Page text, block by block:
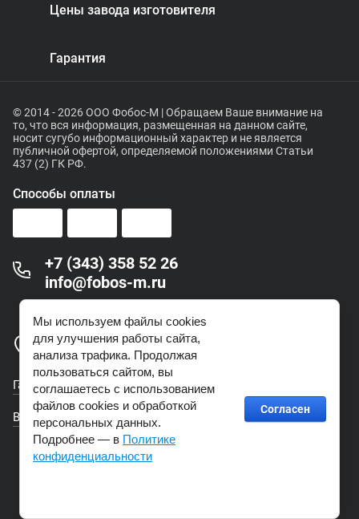
Цены завода изготовителя
Гарантия
© 2014 - 2026 ООО Фобос-М | Обращаем Ваше внимание на
то, что вся информация, размещенная на данном сайте,
носит сугубо информационный характер и не является
публичной офертой, определяемой положениями Статьи
437 (2) ГК РФ.
Способы оплаты
+7 (343) 358 52 26
info@fobos-m.ru
г. Екатеринбург ул. Печерская, 2
Гарантия
Возврат товара
Мы используем файлы cookies
для улучшения работы сайта,
анализа трафика. Продолжая
пользоваться сайтом, вы
соглашаетесь с использованием
файлов cookies и обработкой
персональных данных.
Подробнее — в Политике
конфиденциальности
Согласен